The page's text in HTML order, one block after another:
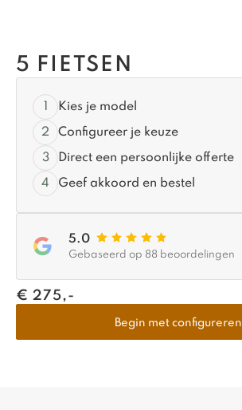
5 FIETSEN
Kies je model
Configureer je keuze
Direct een persoonlijke offerte
Geef akkoord en bestel
5.0
Gebaseerd op 88 beoordelingen
€ 275,-
Begin met configureren